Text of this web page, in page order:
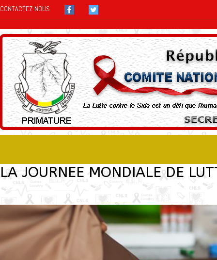
CONTACTEZ-NOUS
LA JOURNEE MONDIALE DE